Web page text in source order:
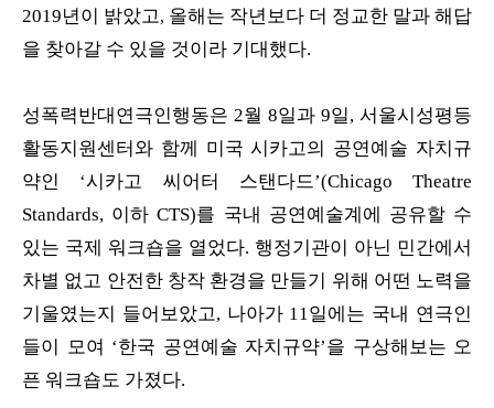
2019년이 밝았고, 올해는 작년보다 더 정교한 말과 해답
을 찾아갈 수 있을 것이라 기대했다.
성폭력반대연극인행동은 2월 8일과 9일, 서울시성평등
활동지원센터와 함께 미국 시카고의 공연예술 자치규
약인 ‘시카고 씨어터 스탠다드’(Chicago Theatre
Standards, 이하 CTS)를 국내 공연예술계에 공유할 수
있는 국제 워크숍을 열었다. 행정기관이 아닌 민간에서
차별 없고 안전한 창작 환경을 만들기 위해 어떤 노력을
기울였는지 들어보았고, 나아가 11일에는 국내 연극인
들이 모여 ‘한국 공연예술 자치규약’을 구상해보는 오
픈 워크숍도 가졌다.